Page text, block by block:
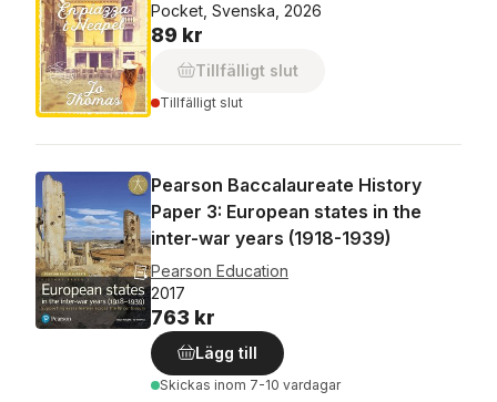
Pocket, Svenska, 2026
89 kr
Tillfälligt slut
Tillfälligt slut
Pearson Baccalaureate History
Paper 3: European states in the
inter-war years (1918-1939)
Pearson Education
2017
763 kr
Lägg till
Skickas inom 7-10 vardagar